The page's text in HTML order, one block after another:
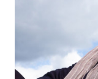
Pinnock